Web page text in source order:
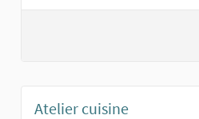
Atelier cuisine